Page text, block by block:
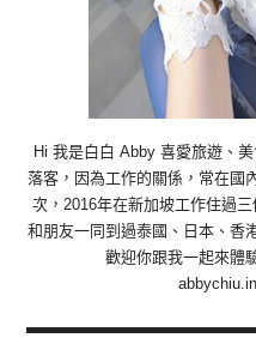
Hi 我是白白 Abby 喜愛旅遊、
落客，因為工作的關係，常在國
次，2016年在新加坡工作住過
和朋友一同到過泰國、日本、香
歡迎你跟我一起來體